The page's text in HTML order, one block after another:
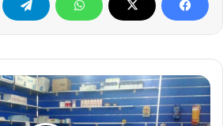
تجمع
الصيادلة
يكشف